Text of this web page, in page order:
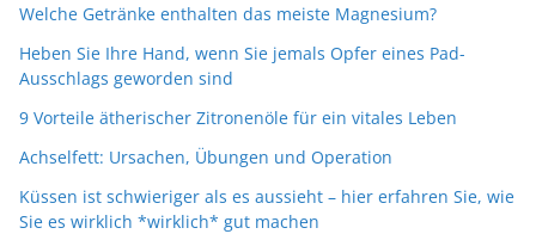
Welche Getränke enthalten das meiste Magnesium?
Heben Sie Ihre Hand, wenn Sie jemals Opfer eines Pad-
Ausschlags geworden sind
9 Vorteile ätherischer Zitronenöle für ein vitales Leben
Achselfett: Ursachen, Übungen und Operation
Küssen ist schwieriger als es aussieht – hier erfahren Sie, wie
Sie es wirklich *wirklich* gut machen